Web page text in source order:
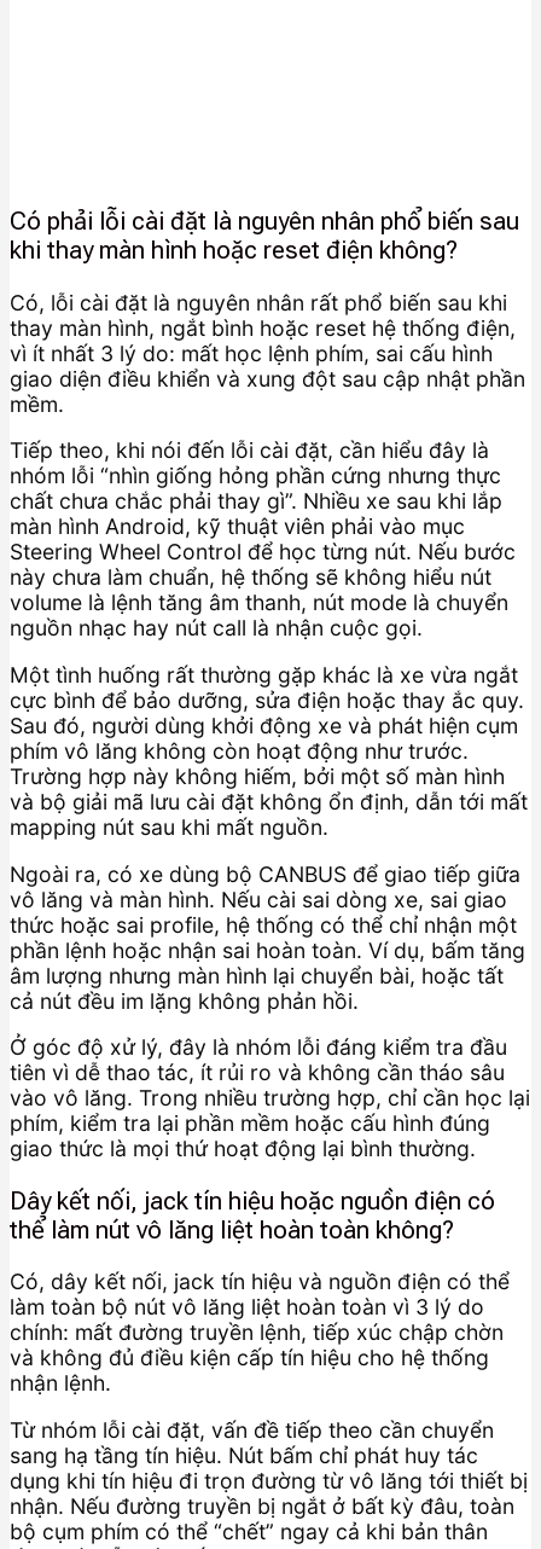
Có phải lỗi cài đặt là nguyên nhân phổ biến sau
khi thay màn hình hoặc reset điện không?
Có, lỗi cài đặt là nguyên nhân rất phổ biến sau khi
thay màn hình, ngắt bình hoặc reset hệ thống điện,
vì ít nhất 3 lý do: mất học lệnh phím, sai cấu hình
giao diện điều khiển và xung đột sau cập nhật phần
mềm.
Tiếp theo, khi nói đến lỗi cài đặt, cần hiểu đây là
nhóm lỗi “nhìn giống hỏng phần cứng nhưng thực
chất chưa chắc phải thay gì”. Nhiều xe sau khi lắp
màn hình Android, kỹ thuật viên phải vào mục
Steering Wheel Control để học từng nút. Nếu bước
này chưa làm chuẩn, hệ thống sẽ không hiểu nút
volume là lệnh tăng âm thanh, nút mode là chuyển
nguồn nhạc hay nút call là nhận cuộc gọi.
Một tình huống rất thường gặp khác là xe vừa ngắt
cực bình để bảo dưỡng, sửa điện hoặc thay ắc quy.
Sau đó, người dùng khởi động xe và phát hiện cụm
phím vô lăng không còn hoạt động như trước.
Trường hợp này không hiếm, bởi một số màn hình
và bộ giải mã lưu cài đặt không ổn định, dẫn tới mất
mapping nút sau khi mất nguồn.
Ngoài ra, có xe dùng bộ CANBUS để giao tiếp giữa
vô lăng và màn hình. Nếu cài sai dòng xe, sai giao
thức hoặc sai profile, hệ thống có thể chỉ nhận một
phần lệnh hoặc nhận sai hoàn toàn. Ví dụ, bấm tăng
âm lượng nhưng màn hình lại chuyển bài, hoặc tất
cả nút đều im lặng không phản hồi.
Ở góc độ xử lý, đây là nhóm lỗi đáng kiểm tra đầu
tiên vì dễ thao tác, ít rủi ro và không cần tháo sâu
vào vô lăng. Trong nhiều trường hợp, chỉ cần học lại
phím, kiểm tra lại phần mềm hoặc cấu hình đúng
giao thức là mọi thứ hoạt động lại bình thường.
Dây kết nối, jack tín hiệu hoặc nguồn điện có
thể làm nút vô lăng liệt hoàn toàn không?
Có, dây kết nối, jack tín hiệu và nguồn điện có thể
làm toàn bộ nút vô lăng liệt hoàn toàn vì 3 lý do
chính: mất đường truyền lệnh, tiếp xúc chập chờn
và không đủ điều kiện cấp tín hiệu cho hệ thống
nhận lệnh.
Từ nhóm lỗi cài đặt, vấn đề tiếp theo cần chuyển
sang hạ tầng tín hiệu. Nút bấm chỉ phát huy tác
dụng khi tín hiệu đi trọn đường từ vô lăng tới thiết bị
nhận. Nếu đường truyền bị ngắt ở bất kỳ đâu, toàn
bộ cụm phím có thể “chết” ngay cả khi bản thân